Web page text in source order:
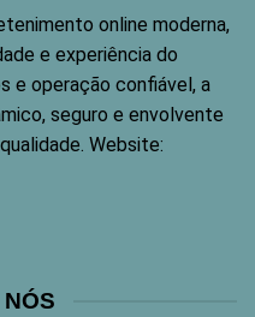
online moderna,
e experiência do
e operação confiável, a
seguro e envolvente
Website: